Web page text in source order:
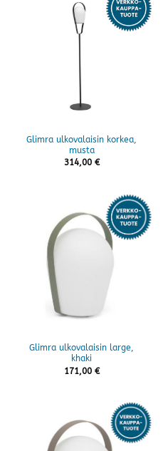
Glimra ulkovalaisin korkea,
musta
314,00 €
Glimra ulkovalaisin large,
khaki
171,00 €